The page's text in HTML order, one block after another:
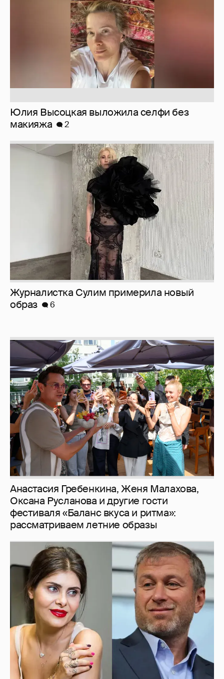
Журналистка Сулим примерила новый
Анастасия Гребенкина, Женя Малахова,
Оксана Русланова и другие гости
фестиваля «Баланс вкуса и ритма»:
рассматриваем летние образы
И снова невеста 357